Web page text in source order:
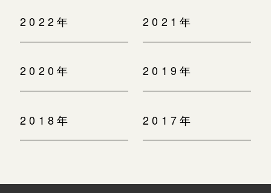
2022年 2021年
2020年 2019年
2018年 2017年